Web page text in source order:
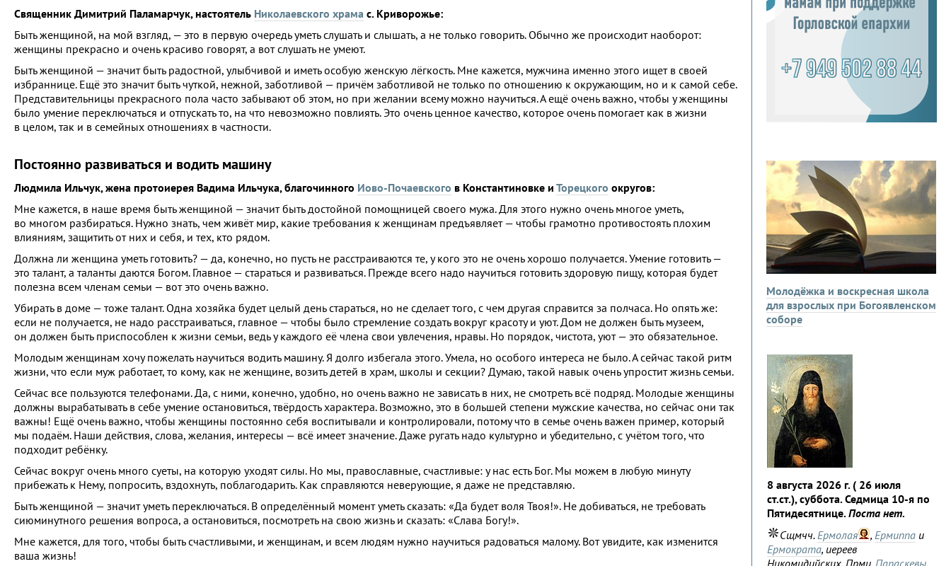
Священник Димитрий Паламарчук, настоятель Николаевского храма с. Криворожье:
Быть женщиной, на мой взгляд, — это в первую очередь уметь слушать и слышать, а не только говорить. Обычно же происходит наоборот:
женщины прекрасно и очень красиво говорят, а вот слушать не умеют.
Быть женщиной — значит быть радостной, улыбчивой и иметь особую женскую лёгкость. Мне кажется, мужчина именно этого ищет в своей
избраннице. Ещё это значит быть чуткой, нежной, заботливой — причём заботливой не только по отношению к окружающим, но и к самой себе.
Представительницы прекрасного пола часто забывают об этом, но при желании всему можно научиться. А ещё очень важно, чтобы у женщины
было умение переключаться и отпускать то, на что невозможно повлиять. Это очень ценное качество, которое очень помогает как в жизни
в целом, так и в семейных отношениях в частности.
Постоянно развиваться и водить машину
Людмила Ильчук, жена протоиерея Вадима Ильчука, благочинного Иово-Почаевского в Константиновке и Торецкого округов:
Мне кажется, в наше время быть женщиной — значит быть достойной помощницей своего мужа. Для этого нужно очень многое уметь,
во многом разбираться. Нужно знать, чем живёт мир, какие требования к женщинам предъявляет — чтобы грамотно противостоять плохим
влияниям, защитить от них и себя, и тех, кто рядом.
Должна ли женщина уметь готовить? — да, конечно, но пусть не расстраиваются те, у кого это не очень хорошо получается. Умение готовить —
это талант, а таланты даются Богом. Главное — стараться и развиваться. Прежде всего надо научиться готовить здоровую пищу, которая будет
полезна всем членам семьи — вот это очень важно.
Убирать в доме — тоже талант. Одна хозяйка будет целый день стараться, но не сделает того, с чем другая справится за полчаса. Но опять же:
если не получается, не надо расстраиваться, главное — чтобы было стремление создать вокруг красоту и уют. Дом не должен быть музеем,
он должен быть приспособлен к жизни семьи, ведь у каждого её члена свои увлечения, нравы. Но порядок, чистота, уют — это обязательное.
Молодым женщинам хочу пожелать научиться водить машину. Я долго избегала этого. Умела, но особого интереса не было. А сейчас такой ритм
жизни, что если муж работает, то кому, как не женщине, возить детей в храм, школы и секции? Думаю, такой навык очень упростит жизнь семьи.
Сейчас все пользуются телефонами. Да, с ними, конечно, удобно, но очень важно не зависать в них, не смотреть всё подряд. Молодые женщины
должны вырабатывать в себе умение остановиться, твёрдость характера. Возможно, это в большей степени мужские качества, но сейчас они так
важны! Ещё очень важно, чтобы женщины постоянно себя воспитывали и контролировали, потому что в семье очень важен пример, который
мы подаём. Наши действия, слова, желания, интересы — всё имеет значение. Даже ругать надо культурно и убедительно, с учётом того, что
подходит ребёнку.
Сейчас вокруг очень много суеты, на которую уходят силы. Но мы, православные, счастливые: у нас есть Бог. Мы можем в любую минуту
прибежать к Нему, попросить, вздохнуть, поблагодарить. Как справляются неверующие, я даже не представляю.
Быть женщиной — значит уметь переключаться. В определённый момент уметь сказать: «Да будет воля Твоя!». Не добиваться, не требовать
сиюминутного решения вопроса, а остановиться, посмотреть на свою жизнь и сказать: «Слава Богу!».
Мне кажется, для того, чтобы быть счастливыми, и женщинам, и всем людям нужно научиться радоваться малому. Вот увидите, как изменится
ваша жизнь!
Молодёжка и воскресная школа
для взрослых при Богоявленском
соборе
8 августа 2026 г. ( 26 июля
ст.ст.), суббота. Седмица 10-я по
Пятидесятнице.Поста нет.
Сщмчч.Ермолая , Ермиппа и
Ермократа, иереев
Никомидийских. Прмц.Параскевы.